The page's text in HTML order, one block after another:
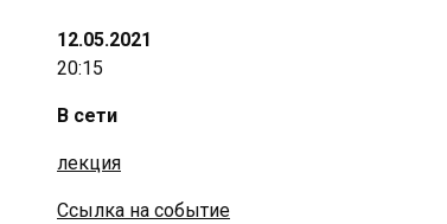
12.05.2021
20:15
В сети
лекция
Ссылка на событие